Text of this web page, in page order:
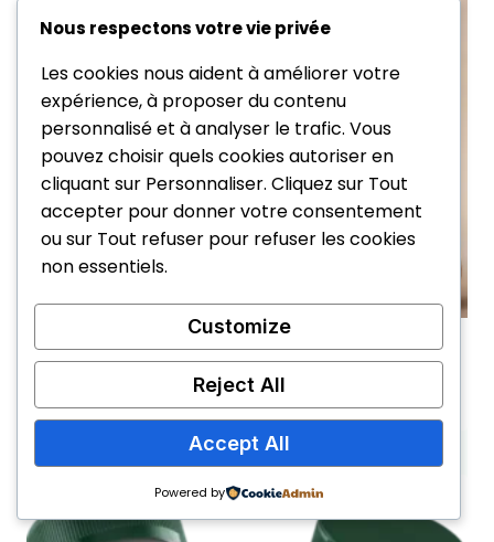
Revixol
prix
prix
Nous respectons votre vie privée
Les cookies nous aident à améliorer votre
expérience, à proposer du contenu
personnalisé et à analyser le trafic. Vous
pouvez choisir quels cookies autoriser en
cliquant sur Personnaliser. Cliquez sur Tout
accepter pour donner votre consentement
ou sur Tout refuser pour refuser les cookies
non essentiels.
Customize
Reject All
Accept All
Powered by